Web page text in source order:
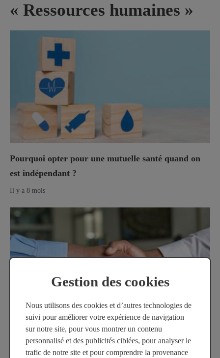
« Ressources humaines »
Pourquoi opter pour une mutuelle santé quand on
est indépendant ?
Il y a 8 mois
Est-il possible de faire une rupture conventionnelle
sans indemnité ?
Gestion des cookies
Nous utilisons des cookies et d’autres technologies de
suivi pour améliorer votre expérience de navigation
sur notre site, pour vous montrer un contenu
personnalisé et des publicités ciblées, pour analyser le
trafic de notre site et pour comprendre la provenance